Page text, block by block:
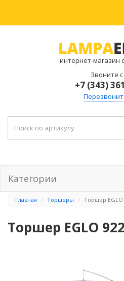
интернет-магазин
Звоните с
+7 (343)
Категории
Главная Торшеры Торшер EGLO
Торшер EGLO